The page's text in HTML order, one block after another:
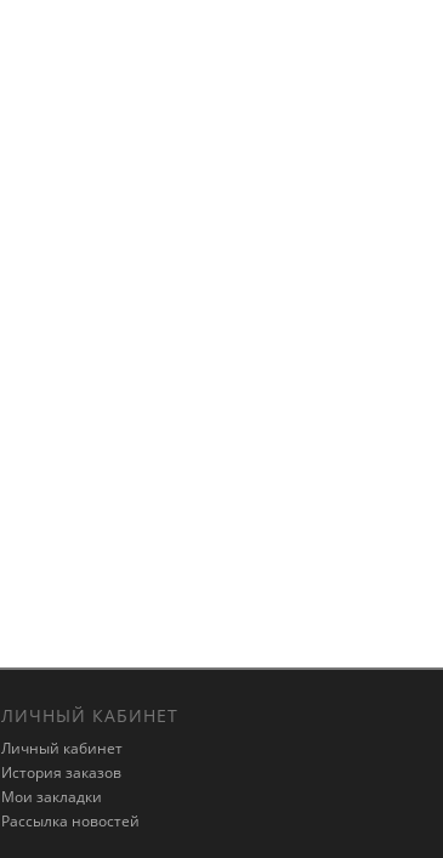
ЛИЧНЫЙ КАБИНЕТ
Личный кабинет
История заказов
Мои закладки
Рассылка новостей